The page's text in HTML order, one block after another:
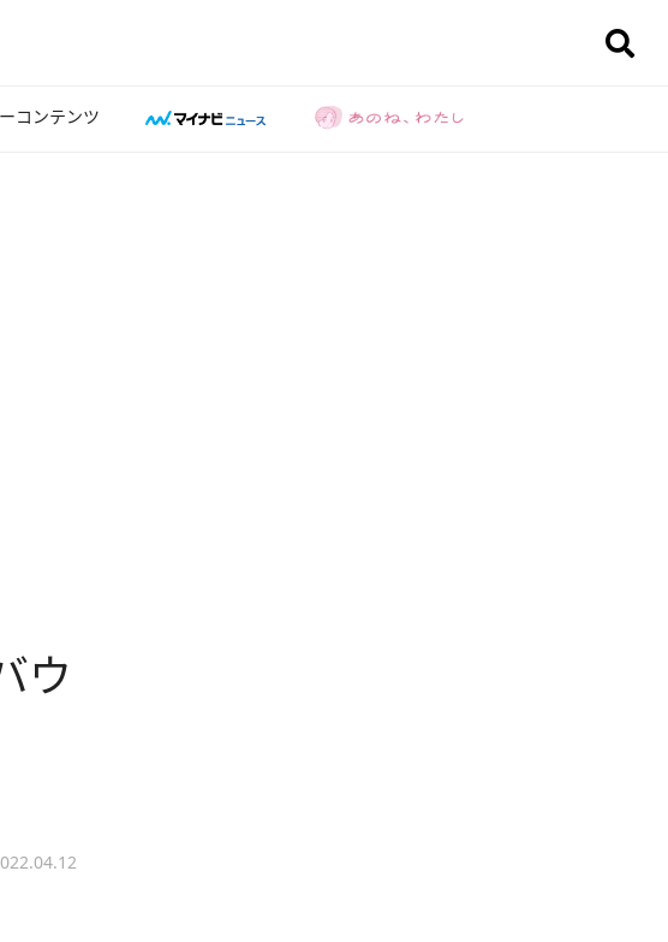
コンテンツ
ウ